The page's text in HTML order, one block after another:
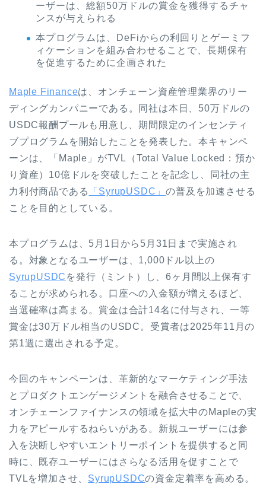
ーザーは、総額50万ドルの賞金を獲得するチャ
ンスが与えられる
本プログラムは、DeFiからの利回りとゲーミフ
ィケーションを組み合わせることで、長期保有
を促進するために企画された
Maple Financeは、オンチェーン資産管理業界のリー
ディングカンパニーである。同社は本日、50万ドルの
USDC報酬プールも用意し、期間限定のインセンティ
ブプログラムを開始したことを発表した。本キャンペ
ーンは、「Maple」がTVL（Total Value Locked：預か
り資産）10億ドルを突破したことを記念し、同社の主
力利付商品である
「SyrupUSDC」の普及を加速させる
ことを目的としている。
本プログラムは、5月1日から5月31日まで実施され
る。対象となるユーザーは、1,000ドル以上の
SyrupUSDC を発行（ミント）し、6ヶ月間以上保有す
ることが求められる。口座への入金額が増えるほど、
当選確率は高まる。賞金は合計14名に付与され、一等
賞金は30万ドル相当のUSDC。受賞者は2025年11月の
第1週に選出される予定。
今回のキャンペーンは、革新的なマーケティング手法
とプロダクトエンゲージメントを融合させることで、
オンチェーンファイナンスの領域を拡大中のMapleの実
力をアピールするねらいがある。新規ユーザーには参
入を決断しやすいエントリーポイントを提供すると同
時に、既存ユーザーにはさらなる活用を促すことで
TVLを増加させ、 SyrupUSDCの資金定着率を高める。